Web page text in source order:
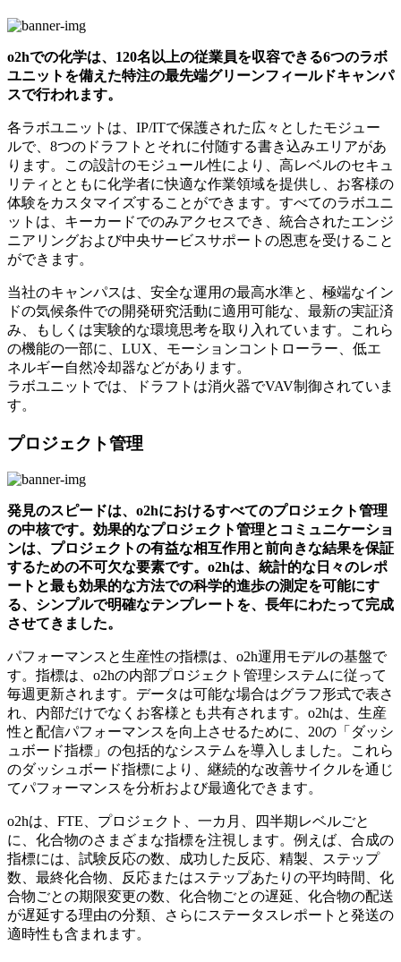
o2hでの化学は、120名以上の従業員を収容できる6つのラボ
ユニットを備えた特注の最先端グリーンフィールドキャンパ
スで行われます。
各ラボユニットは、IP/ITで保護された広々としたモジュー
ルで、8つのドラフトとそれに付随する書き込みエリアがあ
ります。この設計のモジュール性により、高レベルのセキュ
リティとともに化学者に快適な作業領域を提供し、お客様の
体験をカスタマイズすることができます。すべてのラボユニ
ットは、キーカードでのみアクセスでき、統合されたエンジ
ニアリングおよび中央サービスサポートの恩恵を受けること
ができます。
当社のキャンパスは、安全な運用の最高水準と、極端なイン
ドの気候条件での開発研究活動に適用可能な、最新の実証済
み、もしくは実験的な環境思考を取り入れています。これら
の機能の一部に、LUX、モーションコントローラー、低エ
ネルギー自然冷却器などがあります。
ラボユニットでは、ドラフトは消火器でVAV制御されていま
す。
プロジェクト管理
発見のスピードは、o2hにおけるすべてのプロジェクト管理
の中核です。効果的なプロジェクト管理とコミュニケーショ
ンは、プロジェクトの有益な相互作用と前向きな結果を保証
するための不可欠な要素です。o2hは、統計的な日々のレポ
ートと最も効果的な方法での科学的進歩の測定を可能にす
る、シンプルで明確なテンプレートを、長年にわたって完成
させてきました。
パフォーマンスと生産性の指標は、o2h運用モデルの基盤で
す。指標は、o2hの内部プロジェクト管理システムに従って
毎週更新されます。データは可能な場合はグラフ形式で表さ
れ、内部だけでなくお客様とも共有されます。o2hは、生産
性と配信パフォーマンスを向上させるために、20の「ダッシ
ュボード指標」の包括的なシステムを導入しました。これら
のダッシュボード指標により、継続的な改善サイクルを通じ
てパフォーマンスを分析および最適化できます。
o2hは、FTE、プロジェクト、一カ月、四半期レベルごと
に、化合物のさまざまな指標を注視します。例えば、合成の
指標には、試験反応の数、成功した反応、精製、ステップ
数、最終化合物、反応またはステップあたりの平均時間、化
合物ごとの期限変更の数、化合物ごとの遅延、化合物の配送
が遅延する理由の分類、さらにステータスレポートと発送の
適時性も含まれます。